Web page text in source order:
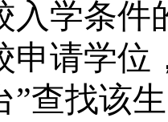
入学条件
申请学位
”查找该